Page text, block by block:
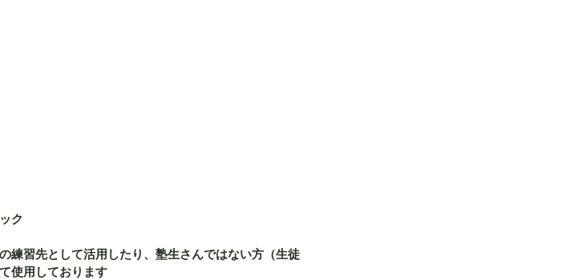
ク
練習先として活用したり、塾生さんではない方（生徒
使用しております